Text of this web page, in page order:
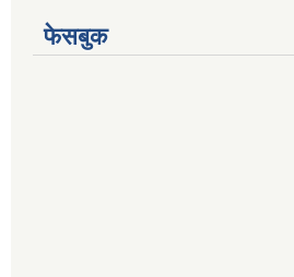
फेसबुक